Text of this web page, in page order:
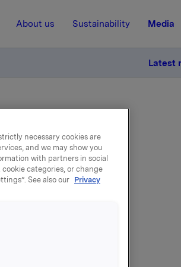
About us Sustainability Media
Latest
og Trygve Chr. Moe
Chr.
necessary cookies are
and we may show you
with partners in social
categories, or change
See also our
Privacy